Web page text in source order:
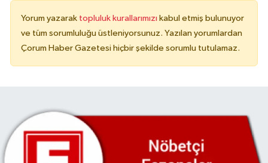
Yorum yazarak topluluk kurallarımızı kabul etmiş bulunuyor
ve tüm sorumluluğu üstleniyorsunuz. Yazılan yorumlardan
Çorum Haber Gazetesi hiçbir şekilde sorumlu tutulamaz.